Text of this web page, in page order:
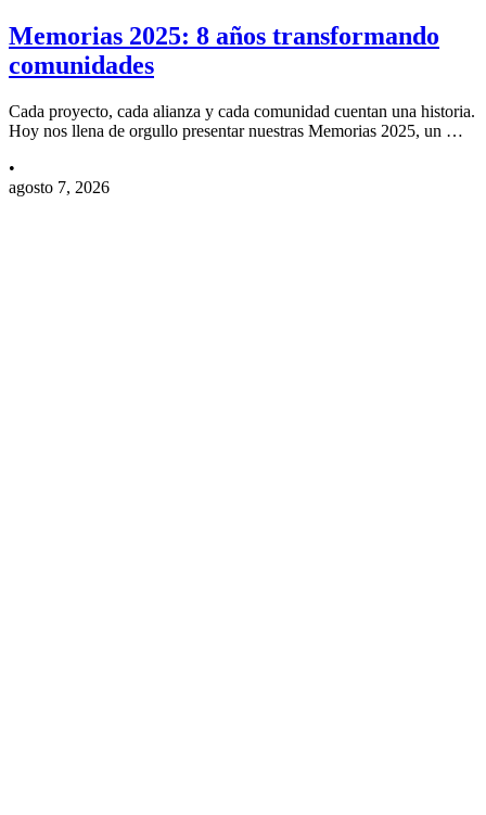
Memorias 2025: 8 años transformando
comunidades
Cada proyecto, cada alianza y cada comunidad cuentan una historia.
Hoy nos llena de orgullo presentar nuestras Memorias 2025, un …
•
agosto 7, 2026